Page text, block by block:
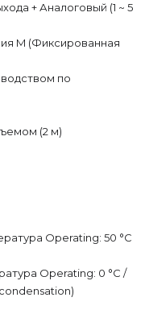
+ Аналоговый (1 ~ 5
M (Фиксированная
по
(2 м)
Operating: 50 °C
Operating: 0 °C /